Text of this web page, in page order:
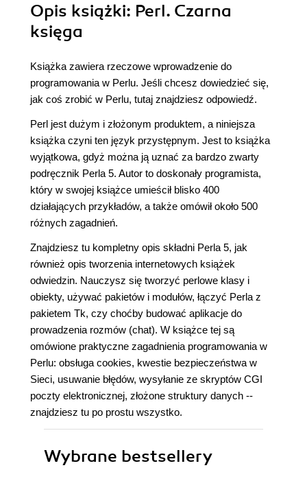
Opis książki: Perl. Czarna
księga
Książka zawiera rzeczowe wprowadzenie do
programowania w Perlu. Jeśli chcesz dowiedzieć się,
jak coś zrobić w Perlu, tutaj znajdziesz odpowiedź.
Perl jest dużym i złożonym produktem, a niniejsza
książka czyni ten język przystępnym. Jest to książka
wyjątkowa, gdyż można ją uznać za bardzo zwarty
podręcznik Perla 5. Autor to doskonały programista,
który w swojej książce umieścił blisko 400
działających przykładów, a także omówił około 500
różnych zagadnień.
Znajdziesz tu kompletny opis składni Perla 5, jak
również opis tworzenia internetowych książek
odwiedzin. Nauczysz się tworzyć perlowe klasy i
obiekty, używać pakietów i modułów, łączyć Perla z
pakietem Tk, czy choćby budować aplikacje do
prowadzenia rozmów (chat). W książce tej są
omówione praktyczne zagadnienia programowania w
Perlu: obsługa cookies, kwestie bezpieczeństwa w
Sieci, usuwanie błędów, wysyłanie ze skryptów CGI
poczty elektronicznej, złożone struktury danych --
znajdziesz tu po prostu wszystko.
Wybrane bestsellery